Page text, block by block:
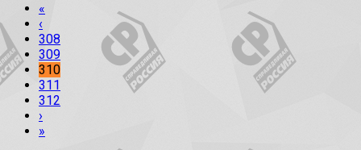
«
‹
308
309
310
311
312
›
»